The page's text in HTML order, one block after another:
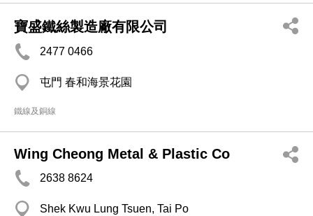
寶盛鐵絲製造廠有限公司
2477 0466
屯門 春和海景花園
鐵線及銅線
Wing Cheong Metal & Plastic Co
2638 8624
Shek Kwu Lung Tsuen, Tai Po